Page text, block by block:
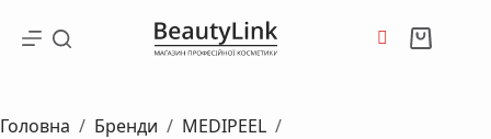
Кошик
Головна / Бренди / MEDIPEEL /